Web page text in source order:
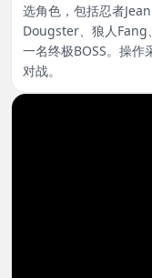
选角色，包括忍者
Dougster、狼人Fang
一名终极BOSS。操作
对战。